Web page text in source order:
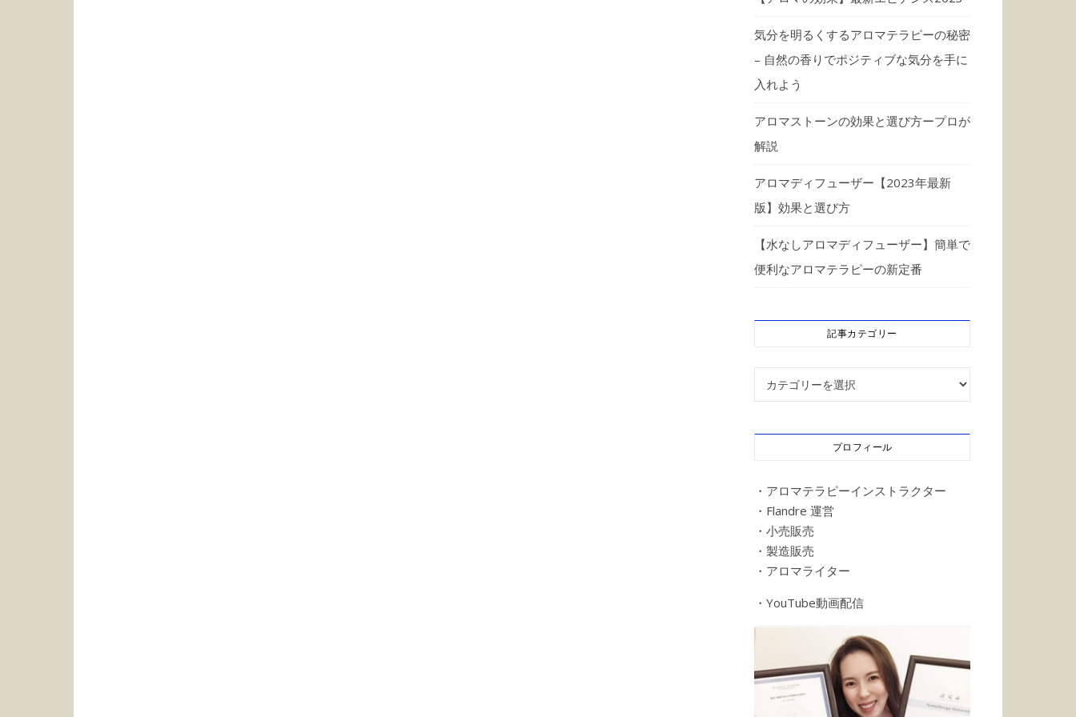
気分を明るくするアロマテラピーの秘密
– 自然の香りでポジティブな気分を手に
入れよう
アロマストーンの効果と選び方ープロが
解説
アロマディフューザー【2023年最新
版】効果と選び方
【水なしアロマディフューザー】簡単で
便利なアロマテラピーの新定番
記事カテゴリー
記事カテゴリー
プロフィール
・アロマテラピーインストラクター
・Flandre 運営
・小売販売
・製造販売
・アロマライター
・YouTube動画配信